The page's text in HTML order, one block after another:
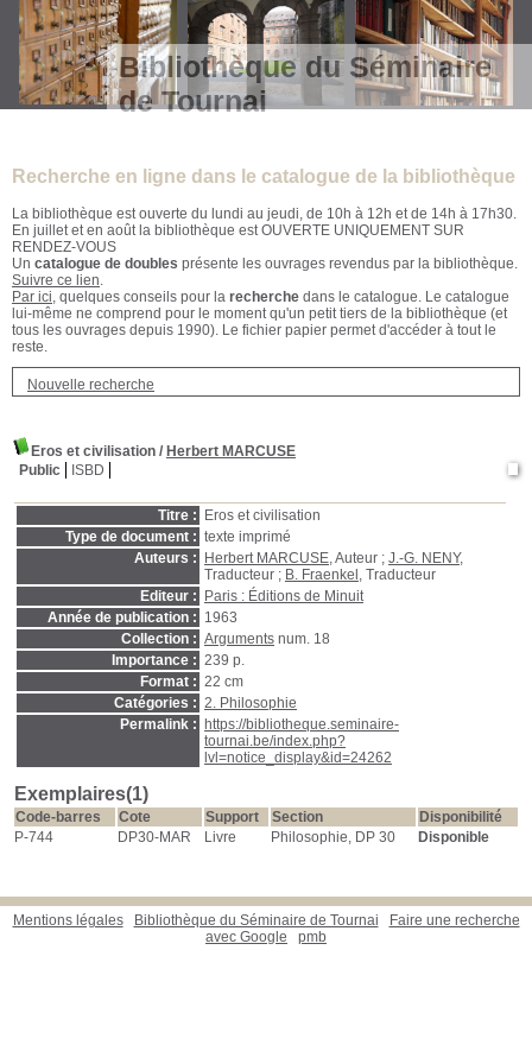
Bibliothèque du Séminaire
de Tournai
Recherche en ligne dans le catalogue de la bibliothèque
La bibliothèque est ouverte du lundi au jeudi, de 10h à 12h et de 14h à 17h30.
En juillet et en août la bibliothèque est OUVERTE UNIQUEMENT SUR
RENDEZ-VOUS
Un catalogue de doubles présente les ouvrages revendus par la bibliothèque.
Suivre ce lien.
Par ici, quelques conseils pour la recherche dans le catalogue. Le catalogue
lui-même ne comprend pour le moment qu'un petit tiers de la bibliothèque (et
tous les ouvrages depuis 1990). Le fichier papier permet d'accéder à tout le
reste.
Nouvelle recherche
Eros et civilisation / Herbert MARCUSE
Public
ISBD
Titre :
Eros et civilisation
Type de document : texte imprimé
Auteurs :
Herbert MARCUSE, Auteur ; J.-G. NENY,
Traducteur ; B. Fraenkel , Traducteur
Editeur :
Paris : Éditions de Minuit
Année de publication : 1963
Collection : Arguments num. 18
Importance : 239 p.
Format : 22 cm
Catégories : 2. Philosophie
Permalink :
https://bibliotheque.seminaire-
tournai.be/index.php?
lvl=notice_display&id=24262
Exemplaires(1)
Code-barres Cote Support Section
Disponibilité
P-744
DP30-MAR Livre Philosophie, DP 30 Disponible
Mentions légales Bibliothèque du Séminaire de Tournai
Faire une recherche
avec Google
pmb